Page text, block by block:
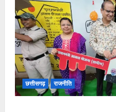
छत्तीसगढ़ राजनीति